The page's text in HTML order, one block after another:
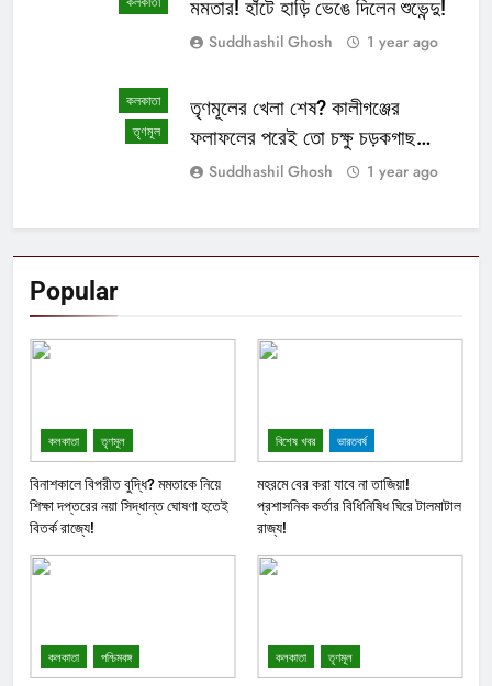
Popular
কলকাতা তৃণমূল
বিনাশকালে বিপরীত বুদ্ধি? মমতাকে নিয়ে
শিক্ষা দপ্তরের নয়া সিদ্ধান্ত ঘোষণা হতেই
বিতর্ক রাজ্যে!
বিশেষ খবর ভারতবর্ষ
মহরমে বের করা যাবে না তাজিয়া!
প্রশাসনিক কর্তার বিধিনিষিধ ঘিরে টালমাটাল
রাজ্য!
কলকাতা পশ্চিমবঙ্গ কলকাতা তৃণমূল
মমতার! হাঁটে হাড়ি ভেঙে দিলেন শুভেন্দু!
Suddhashil Ghosh 1 year ago
কলকাতা
তৃণমূল
তৃণমূলের খেলা শেষ? কালীগঞ্জের
ফলাফলের পরেই তো চক্ষু চড়কগাছ
মমতার?
Suddhashil Ghosh 1 year ago